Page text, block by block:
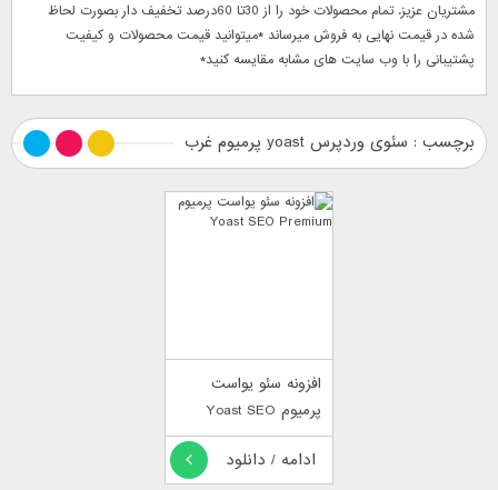
مشتریان عزیز. تمام محصولات خود را از 30تا 60درصد تخفیف دار بصورت لحاظ
شده در قیمت نهایی به فروش میرساند *میتوانید قیمت محصولات و کیفیت
پشتیبانی را با وب سایت های مشابه مقایسه کنید*
برچسب : سئوی وردپرس yoast پرمیوم غرب
افزونه سئو یواست
پرمیوم Yoast SEO
Premium
ادامه / دانلود